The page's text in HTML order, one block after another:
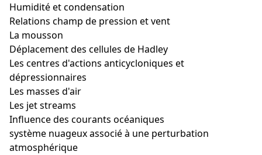
Humidité et condensation
Relations champ de pression et vent
La mousson
Déplacement des cellules de Hadley
Les centres d'actions anticycloniques et
dépressionnaires
Les masses d'air
Les jet streams
Influence des courants océaniques
système nuageux associé à une perturbation
atmosphérique